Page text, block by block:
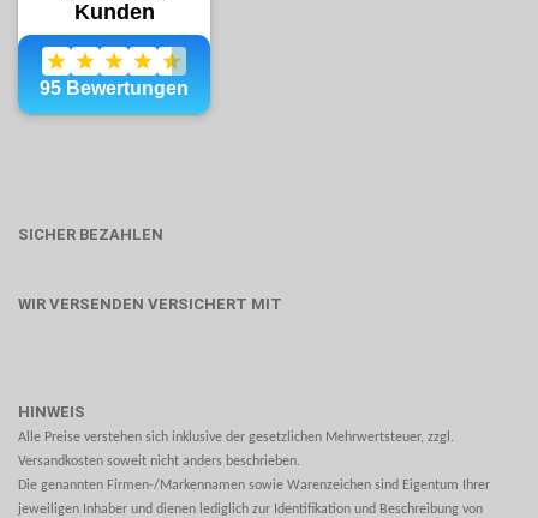
SICHER BEZAHLEN
WIR VERSENDEN VERSICHERT MIT
HINWEIS
Alle Preise verstehen sich inklusive der gesetzlichen Mehrwertsteuer, zzgl.
Versandkosten soweit nicht anders beschrieben.
Die genannten Firmen-/Markennamen sowie Warenzeichen sind Eigentum Ihrer
jeweiligen Inhaber und dienen lediglich zur Identifikation und Beschreibung von